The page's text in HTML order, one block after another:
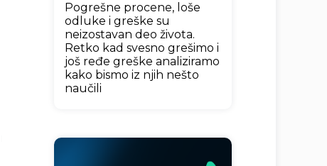
Pogrešne procene, loše
odluke i greške su
neizostavan deo života.
Retko kad svesno grešimo i
još ređe greške analiziramo
kako bismo iz njih nešto
naučili